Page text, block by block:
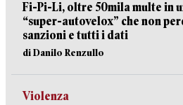
Fi-Pi-Li, oltre 50mila multe in
“super-autovelox” che non
sanzioni e tutti i dati
di Danilo Renzullo
Violenza